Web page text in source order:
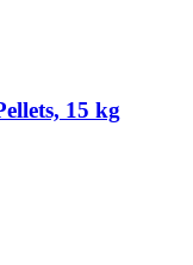
15 kg